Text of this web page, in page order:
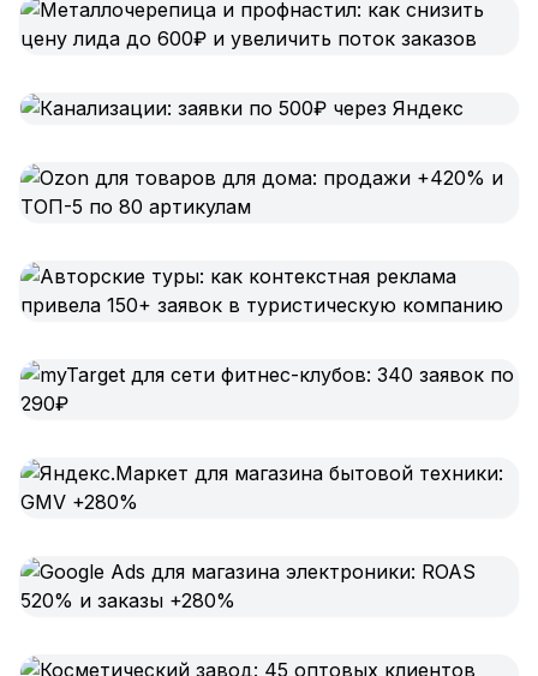
Ведение и поддержка сайта
+ ещё 6 услуг
ВКонтакте
Telegram
Одноклассники
LinkedIn
EMAIL-МАРКЕТИНГ
Почтовые рассылки